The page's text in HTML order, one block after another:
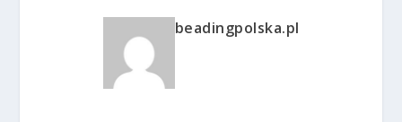
beadingpolska.pl